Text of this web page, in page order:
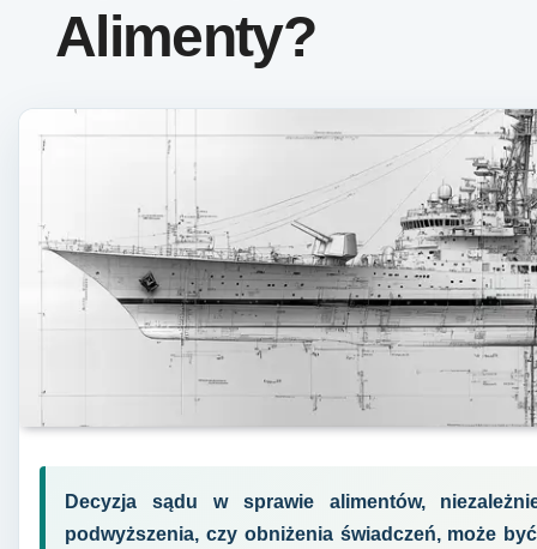
Alimenty?
Decyzja sądu w sprawie alimentów,
podwyższenia, czy obniżenia świadczeń, może